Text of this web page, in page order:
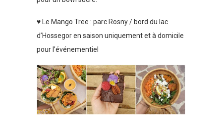
♥ Le Mango Tree : parc Rosny / bord du lac
d’Hossegor en saison uniquement et à domicile
pour l’événementiel